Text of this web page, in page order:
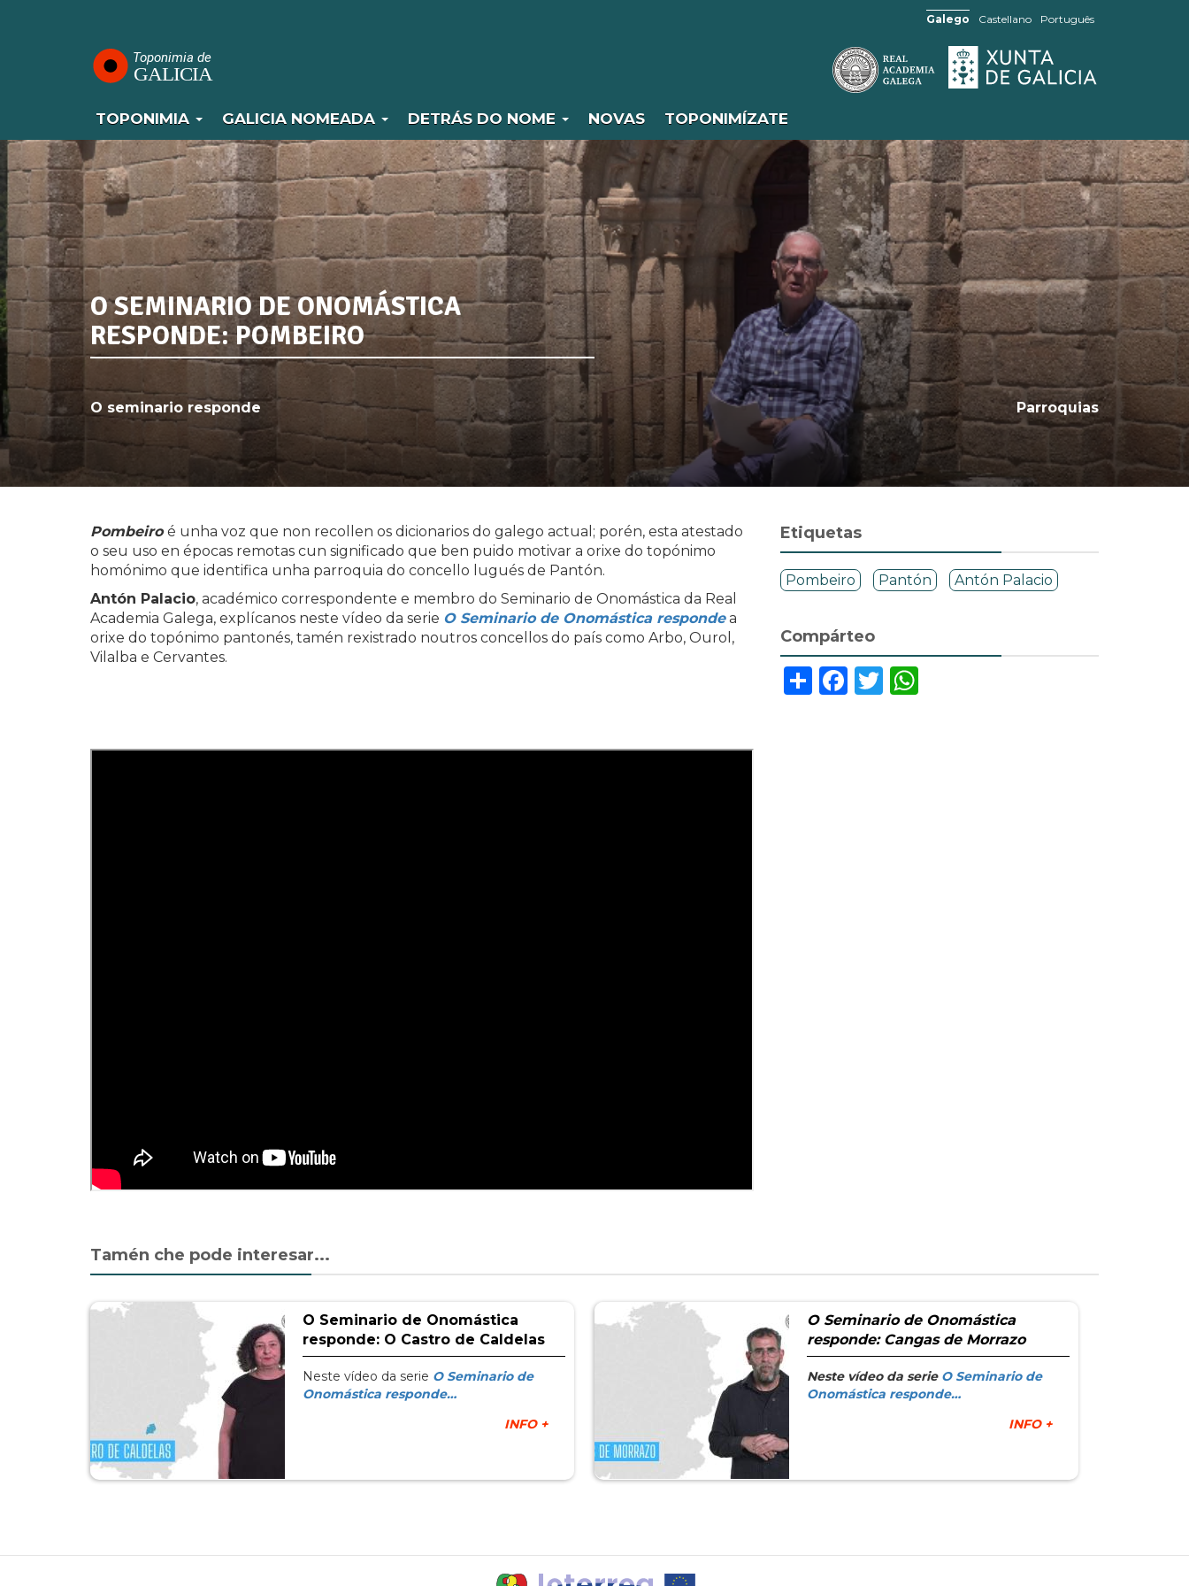
Galego Castellano Português
principal
TOPONIMIA GALICIA NOMEADA DETRÁS DO NOME NOVAS TOPONIMÍZATE
SABÍAS QUE...
O SEMINARIO DE ONOMÁSTICA
RESPONDE: POMBEIRO
O seminario responde Parroquias
Pombeiroé unha voz que non recollen os dicionarios do galego actual; porén, esta atestado
o seu uso en épocas remotas cun significado que ben puido motivar a orixe do topónimo
homónimo que identifica unha parroquia do concello lugués de Pantón.
Antón Palacio, académico correspondente e membro do Seminario de Onomástica da Real
Academia Galega, explícanos neste vídeo da serie O Seminario de Onomástica respondea
orixe do topónimo pantonés, tamén rexistrado noutros concellos do país como Arbo, Ourol,
Vilalba e Cervantes.
Etiquetas
Pombeiro Pantón Antón Palacio
Compárteo
Tamén che pode interesar...
O Seminario de Onomástica
responde: O Castro de Caldelas
Neste vídeo da serie O Seminario de
Onomástica responde…
INFO +
O Seminario de Onomástica
responde: Cangas de Morrazo
Neste vídeo da serie O Seminario de
Onomástica responde…
INFO +